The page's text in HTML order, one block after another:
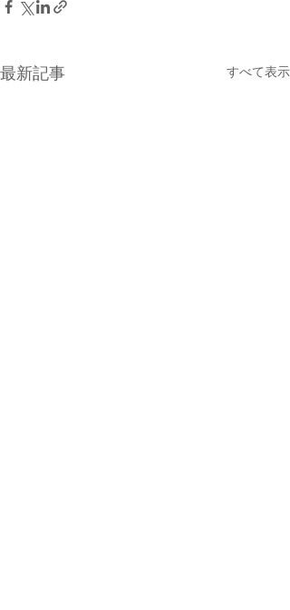
最新記事 すべて表示